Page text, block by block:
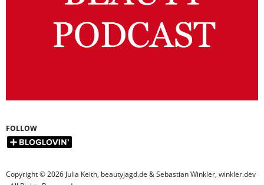
FOLLOW
Copyright © 2026 Julia Keith, beautyjagd.de & Sebastian Winkler, winkler.dev